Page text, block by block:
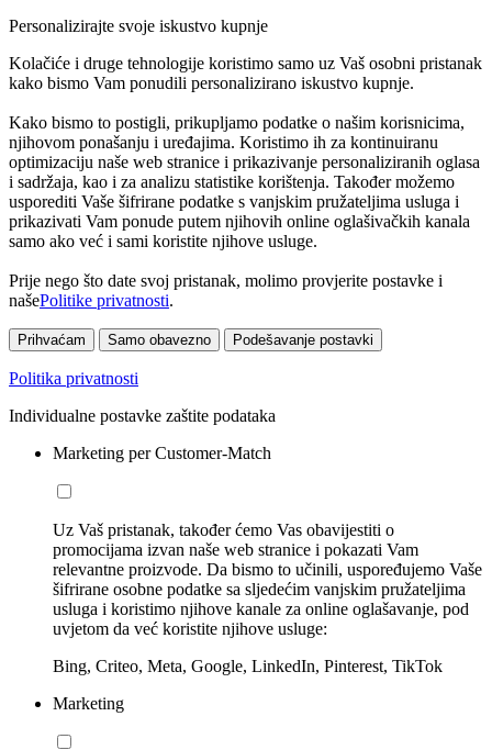
Personalizirajte svoje iskustvo kupnje
Kolačiće i druge tehnologije koristimo samo uz Vaš osobni pristanak
kako bismo Vam ponudili personalizirano iskustvo kupnje.
Kako bismo to postigli, prikupljamo podatke o našim korisnicima,
njihovom ponašanju i uređajima. Koristimo ih za kontinuiranu
optimizaciju naše web stranice i prikazivanje personaliziranih oglasa
i sadržaja, kao i za analizu statistike korištenja. Također možemo
usporediti Vaše šifrirane podatke s vanjskim pružateljima usluga i
prikazivati Vam ponude putem njihovih online oglašivačkih kanala
samo ako već i sami koristite njihove usluge.
Prije nego što date svoj pristanak, molimo provjerite postavke i
našePolitike privatnosti.
Prihvaćam Samo obavezno Podešavanje postavki
Politika privatnosti
Individualne postavke zaštite podataka
Marketing per Customer-Match
Uz Vaš pristanak, također ćemo Vas obavijestiti o
promocijama izvan naše web stranice i pokazati Vam
relevantne proizvode. Da bismo to učinili, uspoređujemo Vaše
šifrirane osobne podatke sa sljedećim vanjskim pružateljima
usluga i koristimo njihove kanale za online oglašavanje, pod
uvjetom da već koristite njihove usluge:
Bing, Criteo, Meta, Google, LinkedIn, Pinterest, TikTok
Marketing